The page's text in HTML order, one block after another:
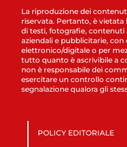
La riproduzione dei
riservata. Pertanto, è vietata
di testi, fotografie,
aziendali e pubblicitarie, con
elettronico/digitale o per
tutto quanto è ascrivibile a
non è responsabile dei
esercitare un controllo
segnalazione qualora gli
POLICY EDITORIALE